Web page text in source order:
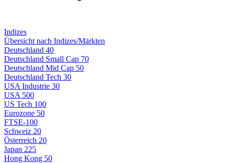
Indizes
Übersicht nach Indizes/Märkten
Deutschland 40
Deutschland Small Cap 70
Deutschland Mid Cap 50
Deutschland Tech 30
USA Industrie 30
USA 500
US Tech 100
Eurozone 50
FTSE-100
Schweiz 20
Österreich 20
Japan 225
Hong Kong 50